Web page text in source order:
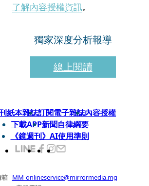
了解內容授權資訊。
獨家深度分析報導
線上閱讀
紙本雜誌訂閱電子雜誌內容授權
下載APP新聞自律綱要
《鏡週刊》AI使用準則
MM-onlineservice@mirrormedia.mg